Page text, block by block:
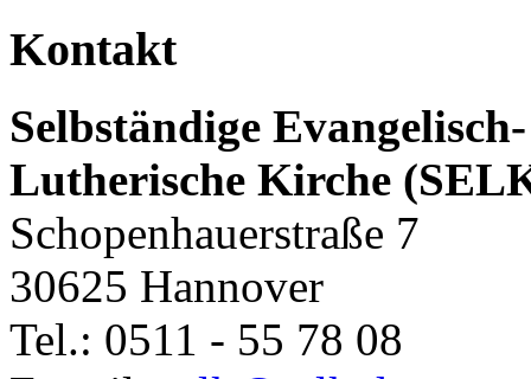
Kontakt
Selbständige Evangelisch-
Lutherische Kirche
Schopenhauerstraße 7
30625 Hannover
Tel.: 0511 - 55 78 08